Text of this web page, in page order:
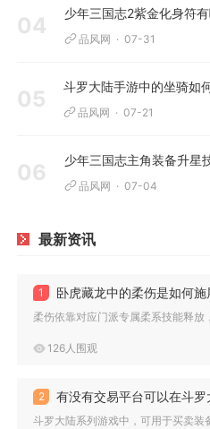
04
品风网 07-31
05
品风网 07-21
06 少年三国志主角装备升星
品风网 07-04
最新资讯
1 卧虎藏龙中的柔伤是如何施
126人围观
2 有没有交易平台可以在斗罗